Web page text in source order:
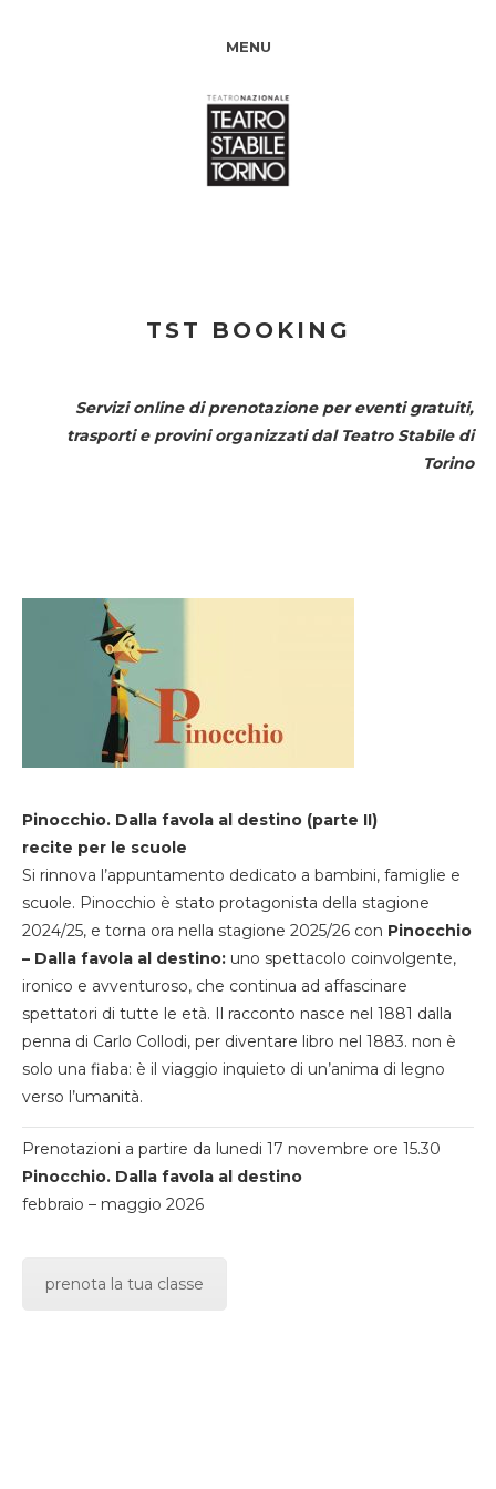
MENU
TST BOOKING
Servizi online di prenotazione per eventi gratuiti,
trasporti e provini organizzati dal Teatro Stabile di
Torino
Pinocchio. Dalla favola al destino (parte II)
recite per le scuole
Si rinnova l’appuntamento dedicato a bambini, famiglie e
scuole. Pinocchio è stato protagonista della stagione
2024/25, e torna ora nella stagione 2025/26 con Pinocchio
– Dalla favola al destino: uno spettacolo coinvolgente,
ironico e avventuroso, che continua ad affascinare
spettatori di tutte le età. Il racconto nasce nel 1881 dalla
penna di Carlo Collodi, per diventare libro nel 1883. non è
solo una fiaba: è il viaggio inquieto di un’anima di legno
verso l’umanità.
Prenotazioni a partire da lunedi 17 novembre ore 15.30
Pinocchio. Dalla favola al destino
febbraio – maggio 2026
prenota la tua classe